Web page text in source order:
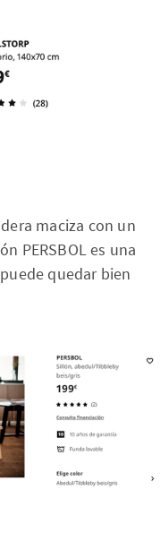
maciza con un
PERSBOL es una
quedar bien